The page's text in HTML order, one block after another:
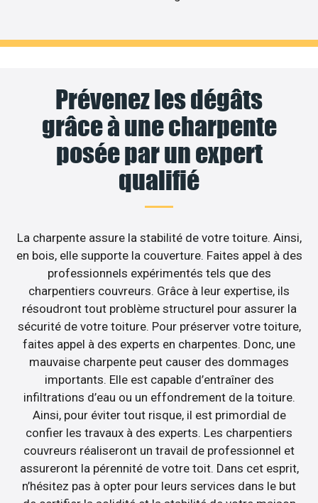
Prévenez les dégâts
grâce à une charpente
posée par un expert
qualifié
La charpente assure la stabilité de votre toiture. Ainsi,
en bois, elle supporte la couverture. Faites appel à des
professionnels expérimentés tels que des
charpentiers couvreurs. Grâce à leur expertise, ils
résoudront tout problème structurel pour assurer la
sécurité de votre toiture. Pour préserver votre toiture,
faites appel à des experts en charpentes. Donc, une
mauvaise charpente peut causer des dommages
importants. Elle est capable d’entraîner des
infiltrations d’eau ou un effondrement de la toiture.
Ainsi, pour éviter tout risque, il est primordial de
confier les travaux à des experts. Les charpentiers
couvreurs réaliseront un travail de professionnel et
assureront la pérennité de votre toit. Dans cet esprit,
n’hésitez pas à opter pour leurs services dans le but